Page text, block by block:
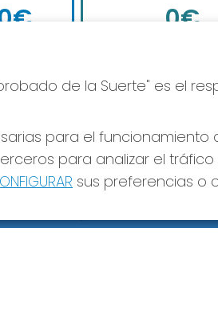
0€
REDES SOCIALES
de la Suerte" es el
para el
para analizar el
sus preferencias o